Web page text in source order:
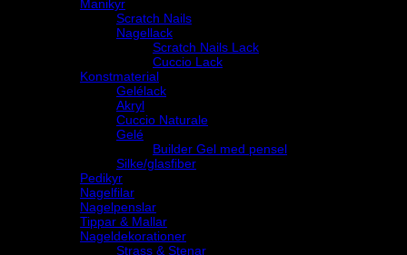
Manikyr
Scratch Nails
Nagellack
Scratch Nails Lack
Cuccio Lack
Konstmaterial
Gelélack
Akryl
Cuccio Naturale
Gelé
Builder Gel med pensel
Silke/glasfiber
Pedikyr
Nagelfilar
Nagelpenslar
Tippar & Mallar
Nageldekorationer
Strass & Stenar